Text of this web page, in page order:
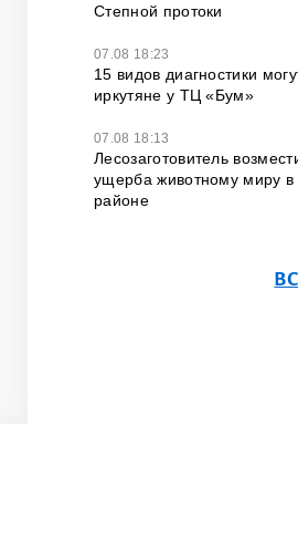
Степной протоки
07.08 18:23
15 видов диагностики
иркутяне у ТЦ «Бум»
07.08 18:13
Лесозаготовитель
ущерба животному миру в
районе